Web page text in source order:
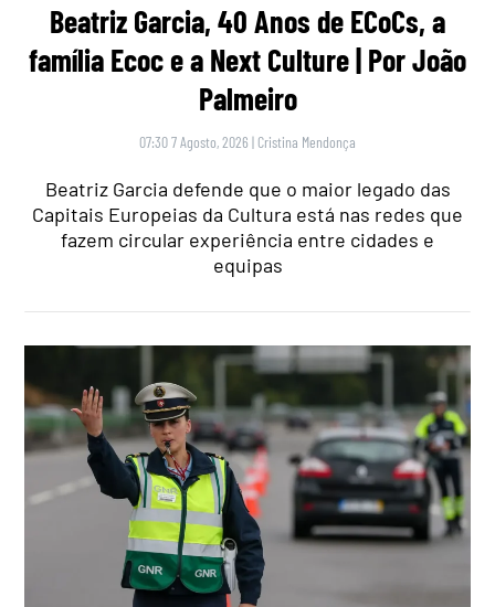
Beatriz Garcia, 40 Anos de ECoCs, a
família Ecoc e a Next Culture | Por João
Palmeiro
07:30 7 Agosto, 2026 | Cristina Mendonça
Beatriz Garcia defende que o maior legado das
Capitais Europeias da Cultura está nas redes que
fazem circular experiência entre cidades e
equipas